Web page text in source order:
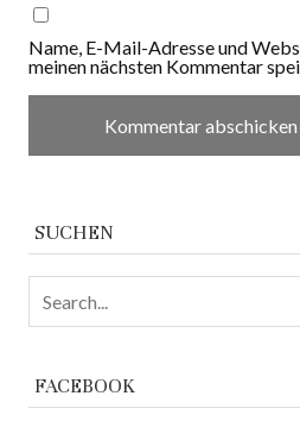
Name, E-Mail-Adresse und
meinen nächsten Kommentar
SUCHEN
FACEBOOK